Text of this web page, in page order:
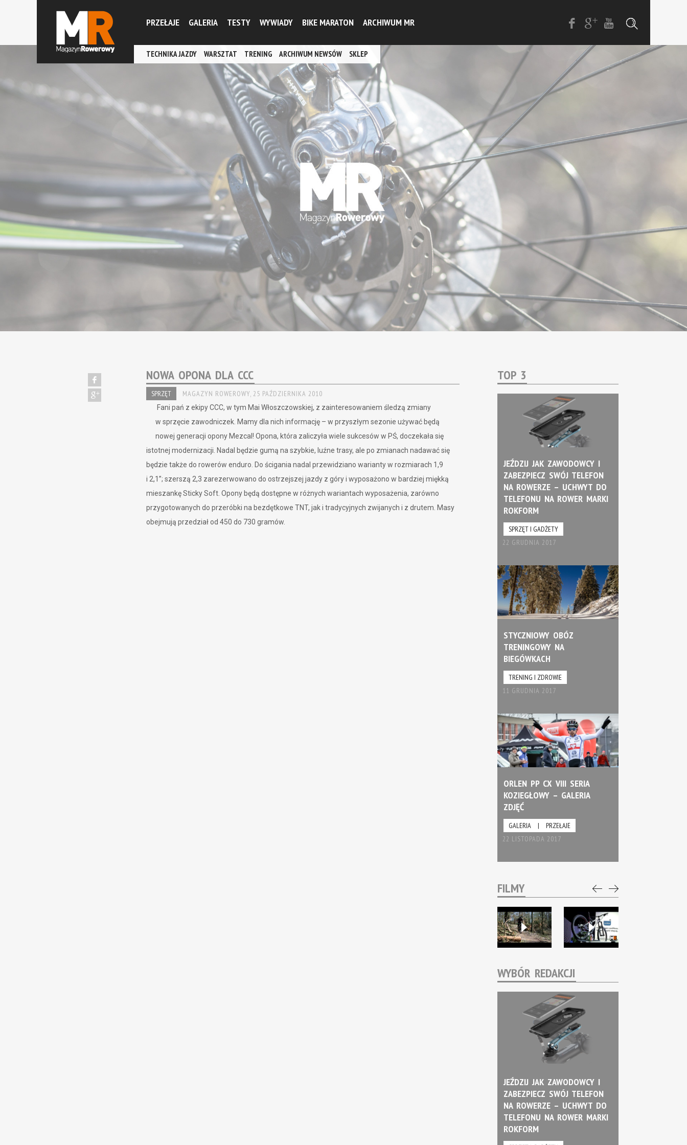
PRZEŁAJE GALERIA TESTY WYWIADY BIKE MARATON ARCHIWUM MR
TECHNIKA JAZDY WARSZTAT TRENING ARCHIWUM NEWSÓW SKLEP
NOWA OPONA DLA CCC
SPRZĘT MAGAZYN ROWEROWY, 25 PAŹDZIERNIKA 2010
Fani pań z ekipy CCC, w tym Mai Włoszczowskiej, z zainteresowaniem śledzą zmiany
w sprzęcie zawodniczek. Mamy dla nich informację – w przyszłym sezonie używać będą
nowej generacji opony Mezcal! Opona, która zaliczyła wiele sukcesów w PŚ, doczekała się
istotnej modernizacji. Nadal będzie gumą na szybkie, luźne trasy, ale po zmianach nadawać się
będzie także do rowerów enduro. Do ścigania nadal przewidziano warianty w rozmiarach 1,9
i 2,1”; szerszą 2,3 zarezerwowano do ostrzejszej jazdy z góry i wyposażono w bardziej miękką
mieszankę Sticky Soft. Opony będą dostępne w różnych wariantach wyposażenia, zarówno
przygotowanych do przeróbki na bezdętkowe TNT, jak i tradycyjnych zwijanych i z drutem. Masy
obejmują przedział od 450 do 730 gramów.
TOP 3
JEŹDZIJ JAK ZAWODOWCY I
ZABEZPIECZ SWÓJ TELEFON
NA ROWERZE – UCHWYT DO
TELEFONU NA ROWER MARKI
ROKFORM
SPRZĘT I GADŻETY
22 GRUDNIA 2017
STYCZNIOWY OBÓZ
TRENINGOWY NA
BIEGÓWKACH
TRENING I ZDROWIE
11 GRUDNIA 2017
ORLEN PP CX VIII SERIA
KOZIEGŁOWY – GALERIA
ZDJĘĆ
GALERIA |
PRZEŁAJE
22 LISTOPADA 2017
FILMY
WYBÓR REDAKCJI
JEŹDZIJ JAK ZAWODOWCY I
ZABEZPIECZ SWÓJ TELEFON
NA ROWERZE – UCHWYT DO
TELEFONU NA ROWER MARKI
ROKFORM